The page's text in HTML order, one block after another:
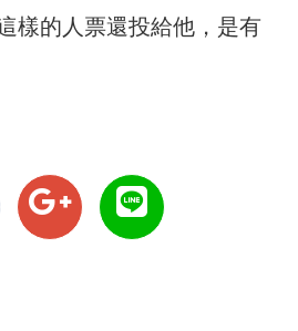
樣的人票還投給他，是有